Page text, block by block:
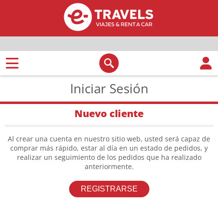
Iniciar Sesión
Nuevo cliente
Al crear una cuenta en nuestro sitio web, usted será capaz de
comprar más rápido, estar al día en un estado de pedidos, y
realizar un seguimiento de los pedidos que ha realizado
anteriormente.